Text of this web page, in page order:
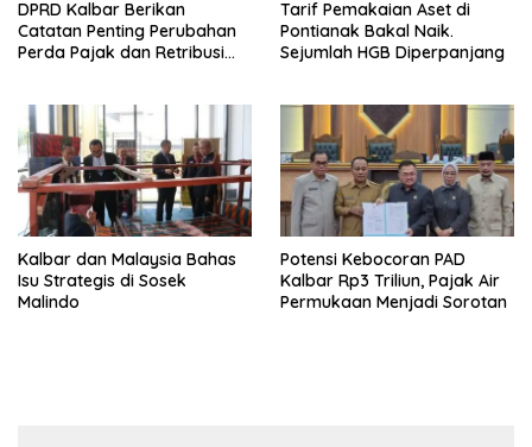
DPRD Kalbar Berikan
Catatan Penting Perubahan
Perda Pajak dan Retribusi
Tarif Pemakaian Aset di
Pontianak Bakal Naik.
Sejumlah HGB Diperpanjang
Kalbar dan Malaysia Bahas
Isu Strategis di Sosek
Malindo
Potensi Kebocoran PAD
Kalbar Rp3 Triliun, Pajak Air
Permukaan Menjadi Sorotan